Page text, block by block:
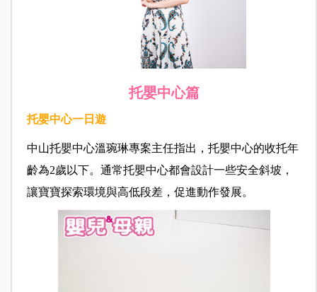
托嬰中心篇
托嬰中心一日遊
中山托嬰中心溫琬琳專案主任指出，托嬰中心的收托年
齡為2歲以下。通常托嬰中心都會設計一些安全斜坡，
讓寶寶探索環境與高低段差，促進動作發展。